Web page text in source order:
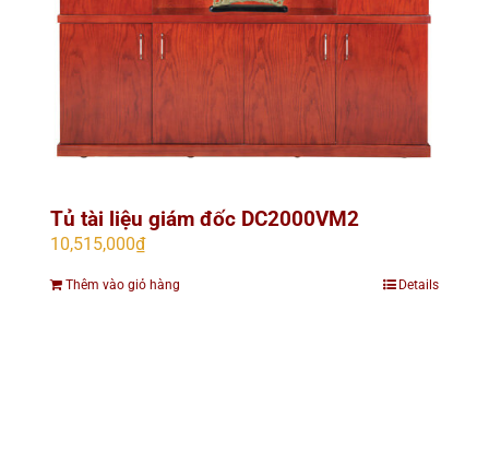
Tủ tài liệu giám đốc DC2000VM2
10,515,000₫
Thêm vào giỏ hàng Details